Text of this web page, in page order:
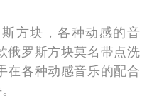
方块，各种动感的音
俄罗斯方块莫名带点洗
在各种动感音乐的配合